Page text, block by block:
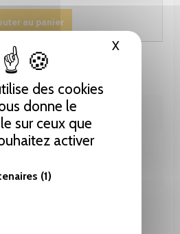
des cookies
donne le
sur ceux que
activer
(1)
XMasquer
au panier